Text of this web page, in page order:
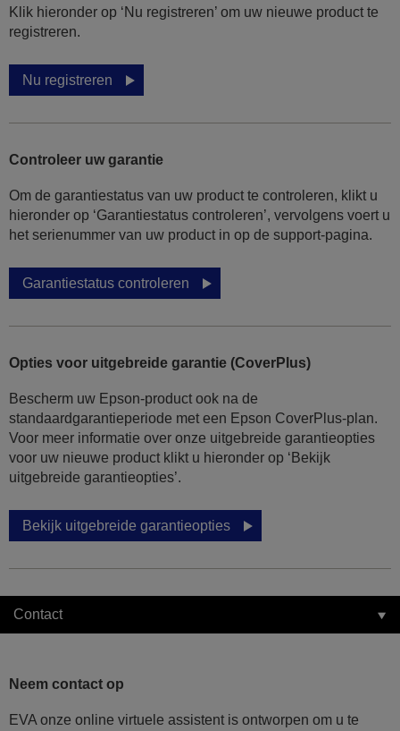
Klik hieronder op ‘Nu registreren’ om uw nieuwe product te
registreren.
Nu registreren
Controleer uw garantie
Om de garantiestatus van uw product te controleren, klikt u
hieronder op ‘Garantiestatus controleren’, vervolgens voert u
het serienummer van uw product in op de support-pagina.
Garantiestatus controleren
Opties voor uitgebreide garantie (CoverPlus)
Bescherm uw Epson-product ook na de
standaardgarantieperiode met een Epson CoverPlus-plan.
Voor meer informatie over onze uitgebreide garantieopties
voor uw nieuwe product klikt u hieronder op ‘Bekijk
uitgebreide garantieopties’.
Bekijk uitgebreide garantieopties
Contact
Neem contact op
EVA onze online virtuele assistent is ontworpen om u te